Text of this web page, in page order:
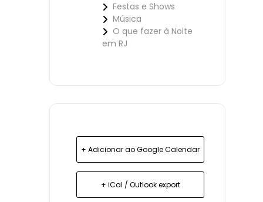
Festas e Shows
Música
O que fazer à Noite
em RJ
+ Adicionar ao Google Calendar
+ iCal / Outlook export